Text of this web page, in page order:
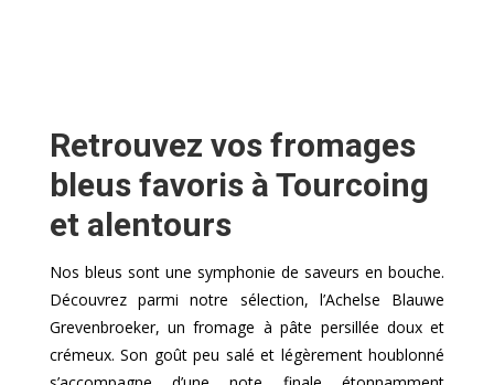
Retrouvez vos fromages
bleus favoris à Tourcoing
et alentours
Nos bleus sont une symphonie de saveurs en bouche.
Découvrez parmi notre sélection, l’Achelse Blauwe
Grevenbroeker, un fromage à pâte persillée doux et
crémeux. Son goût peu salé et légèrement houblonné